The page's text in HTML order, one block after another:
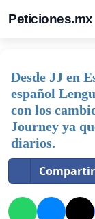
Peticiones.mx
Desde JJ en
español
con los
Journey ya
diarios.